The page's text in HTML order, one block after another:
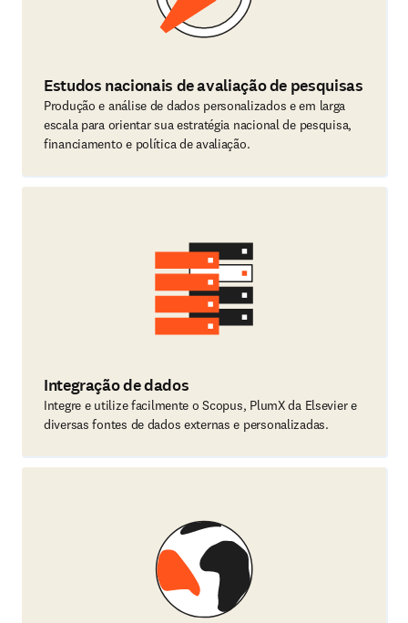
Estudos nacionais de avaliação de pesquisas
Produção e análise de dados personalizados e em larga
escala para orientar sua estratégia nacional de pesquisa,
financiamento e política de avaliação.
Integração de dados
Integre e utilize facilmente o Scopus, PlumX da Elsevier e
diversas fontes de dados externas e personalizadas.